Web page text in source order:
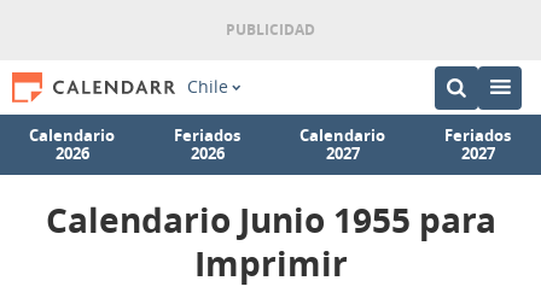
Chile
Calendario
2026
Feriados
2026
Calendario
2027
Feriados
2027
Calendario Junio 1955 para
Imprimir